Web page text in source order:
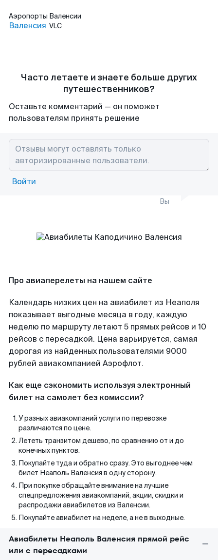
Аэропорты Валенсии
Валенсия VLC
Часто летаете и знаете больше других
путешественников?
Оставьте комментарий — он поможет
пользователям принять решение
Войти
Вы
Про авиаперелеты на нашем сайте
Календарь низких цен на авиабилет из Неаполя
показывает выгодные месяца в году, каждую
неделю по маршруту летают 5 прямых рейсов и 10
рейсов с пересадкой. Цена варьируется, самая
дорогая из найденных пользователями 9000
рублей авиакомпанией Аэрофлот.
Как еще сэкономить используя электронный
билет на самолет без комиссии?
У разных авиакомпаний услуги по перевозке
различаются по цене.
Лететь транзитом дешево, по сравнению от и до
конечных пунктов.
Покупайте туда и обратно сразу. Это выгоднее чем
билет Неаполь Валенсия в одну сторону.
При покупке обращайте внимание на лучшие
спецпредложения авиакомпаний, акции, скидки и
распродажи авиабилетов из Валенсии.
Покупайте авиабилет на неделе, а не в выходные.
Авиабилеты Неаполь Валенсия прямой рейс
или с пересадками